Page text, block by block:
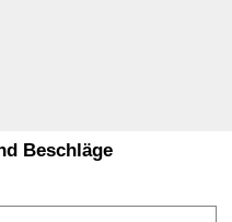
Beschläge